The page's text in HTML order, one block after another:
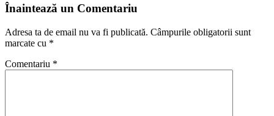
Înaintează un Comentariu
Adresa ta de email nu va fi publicată. Câmpurile obligatorii sunt
marcate cu *
Comentariu *